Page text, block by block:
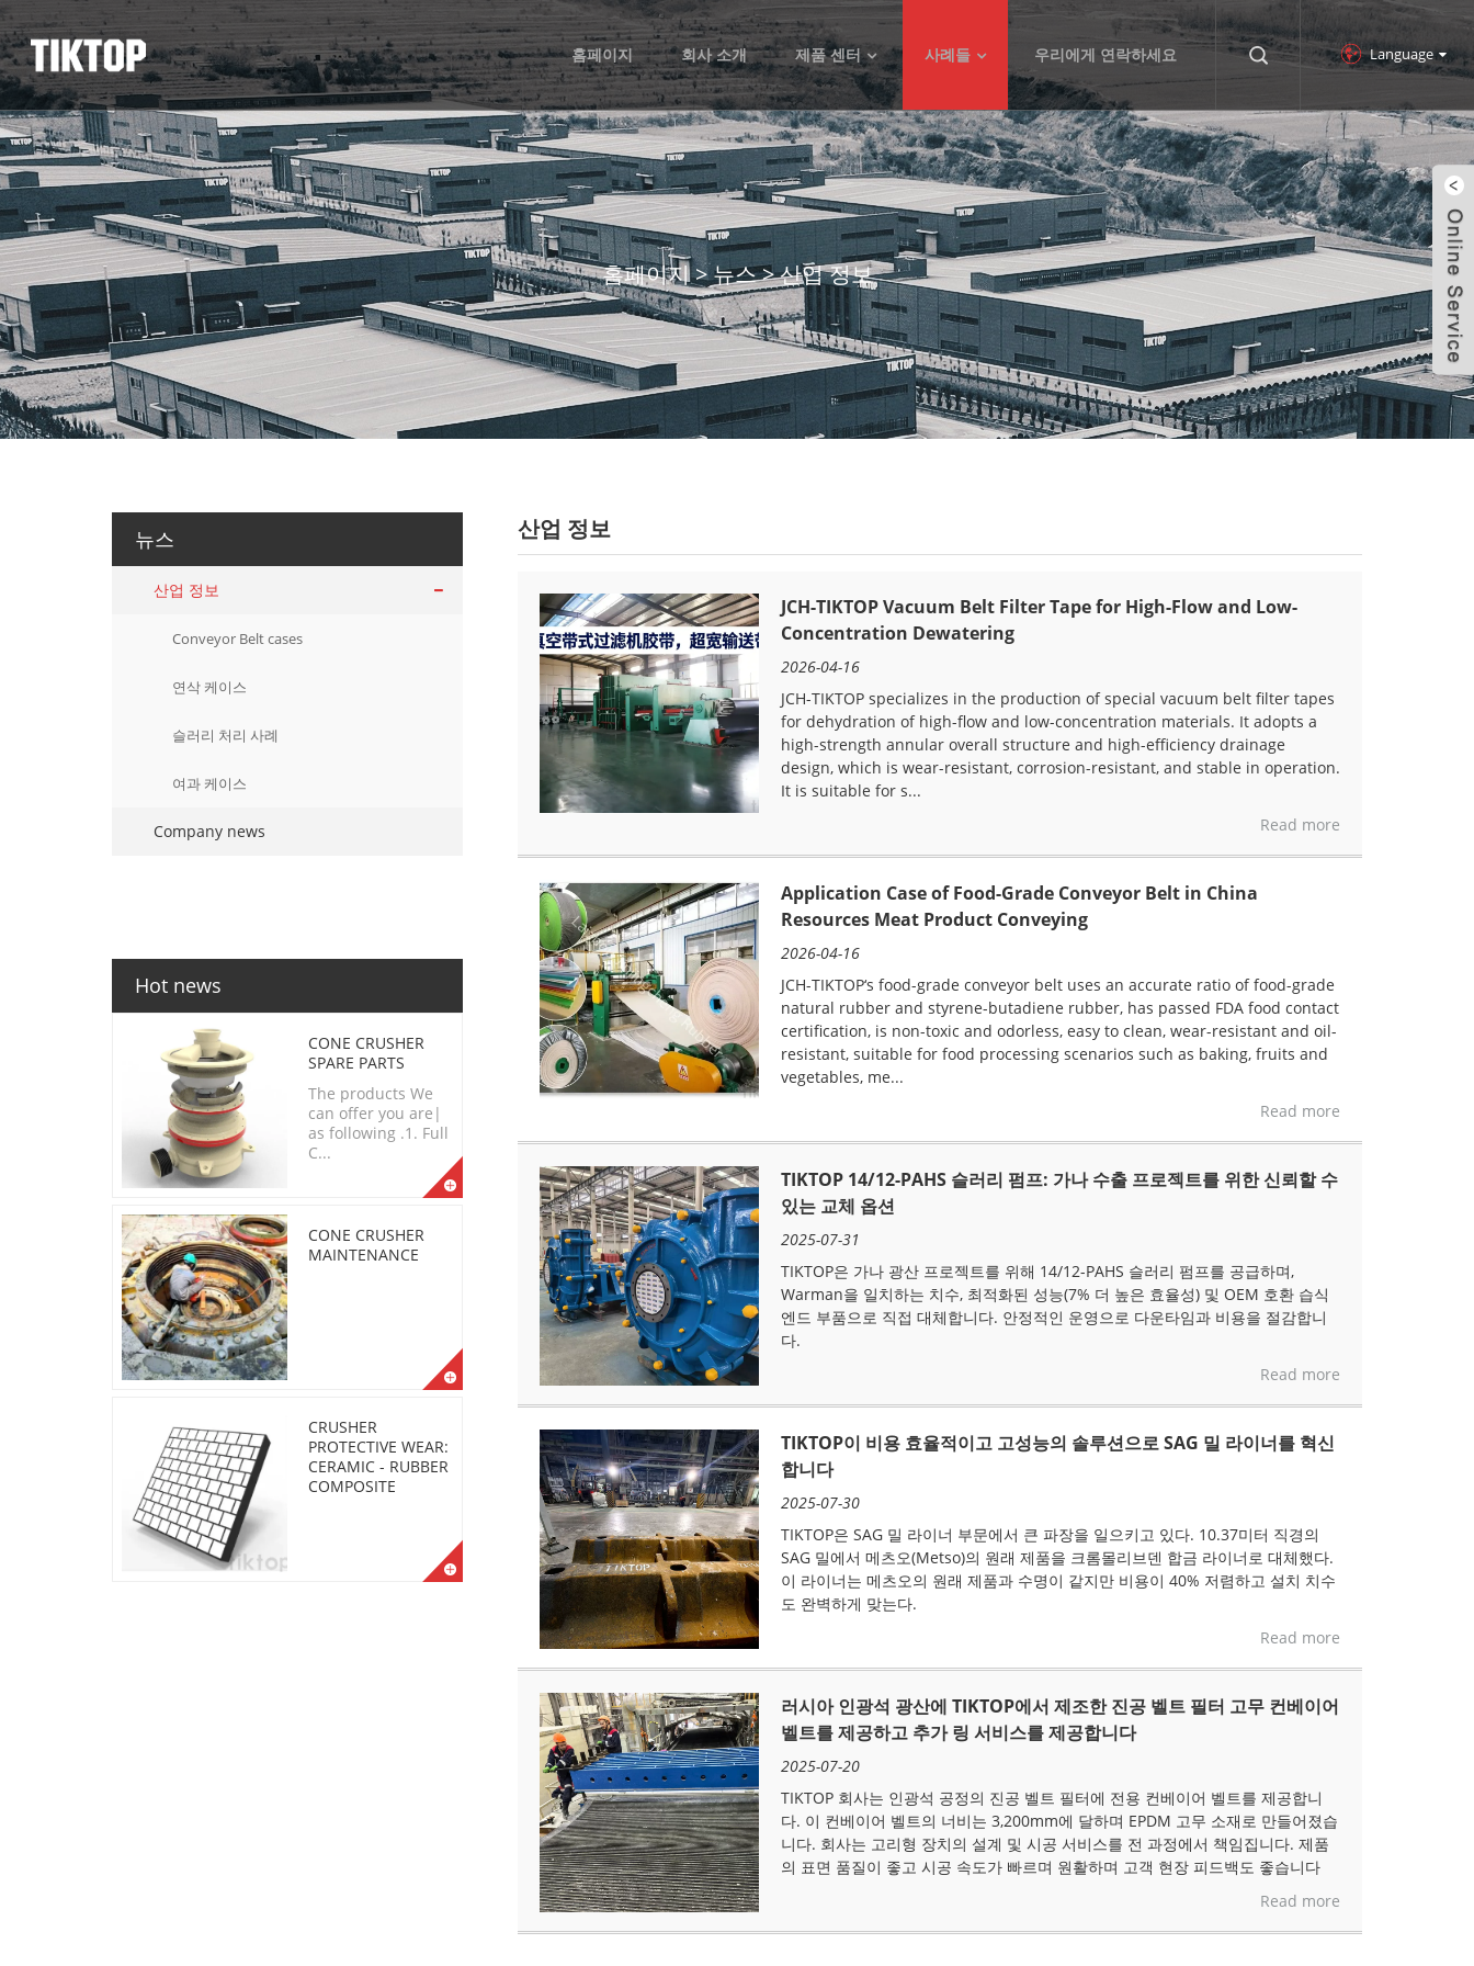
Language
홈페이지 회사 소개 제품 센터 사례들 우리에게 연락하세요
홈페이지>뉴스>산업 정보
뉴스
산업 정보
Conveyor Belt cases
연삭 케이스
슬러리 처리 사례
여과 케이스
Company news
Hot news
CONE CRUSHER
SPARE PARTS
The products We
can offer you are|
as following .1. Full
C...
CONE CRUSHER
MAINTENANCE
CRUSHER
PROTECTIVE WEAR:
CERAMIC - RUBBER
COMPOSITE
산업 정보
JCH-TIKTOP Vacuum Belt Filter Tape for High-Flow and Low-
Concentration Dewatering
2026-04-16
JCH-TIKTOP specializes in the production of special vacuum belt filter tapes
for dehydration of high-flow and low-concentration materials. It adopts a
high-strength annular overall structure and high-efficiency drainage
design, which is wear-resistant, corrosion-resistant, and stable in operation.
It is suitable for s...
Read more
Application Case of Food-Grade Conveyor Belt in China
Resources Meat Product Conveying
2026-04-16
JCH-TIKTOP‘s food-grade conveyor belt uses an accurate ratio of food-grade
natural rubber and styrene-butadiene rubber, has passed FDA food contact
certification, is non-toxic and odorless, easy to clean, wear-resistant and oil-
resistant, suitable for food processing scenarios such as baking, fruits and
vegetables, me...
Read more
TIKTOP 14/12-PAHS 슬러리 펌프: 가나 수출 프로젝트를 위한 신뢰할 수
있는 교체 옵션
2025-07-31
TIKTOP은 가나 광산 프로젝트를 위해 14/12-PAHS 슬러리 펌프를 공급하며,
Warman을 일치하는 치수, 최적화된 성능(7% 더 높은 효율성) 및 OEM 호환 습식
엔드 부품으로 직접 대체합니다. 안정적인 운영으로 다운타임과 비용을 절감합니
다.
Read more
TIKTOP이 비용 효율적이고 고성능의 솔루션으로 SAG 밀 라이너를 혁신
합니다
2025-07-30
TIKTOP은 SAG 밀 라이너 부문에서 큰 파장을 일으키고 있다. 10.37미터 직경의
SAG 밀에서 메츠오(Metso)의 원래 제품을 크롬몰리브덴 합금 라이너로 대체했다.
이 라이너는 메츠오의 원래 제품과 수명이 같지만 비용이 40% 저렴하고 설치 치수
도 완벽하게 맞는다.
Read more
러시아 인광석 광산에 TIKTOP에서 제조한 진공 벨트 필터 고무 컨베이어
벨트를 제공하고 추가 링 서비스를 제공합니다
2025-07-20
TIKTOP 회사는 인광석 공정의 진공 벨트 필터에 전용 컨베이어 벨트를 제공합니
다. 이 컨베이어 벨트의 너비는 3,200mm에 달하며 EPDM 고무 소재로 만들어졌습
니다. 회사는 고리형 장치의 설계 및 시공 서비스를 전 과정에서 책임집니다. 제품
의 표면 품질이 좋고 시공 속도가 빠르며 원활하며 고객 현장 피드백도 좋습니다
Read more